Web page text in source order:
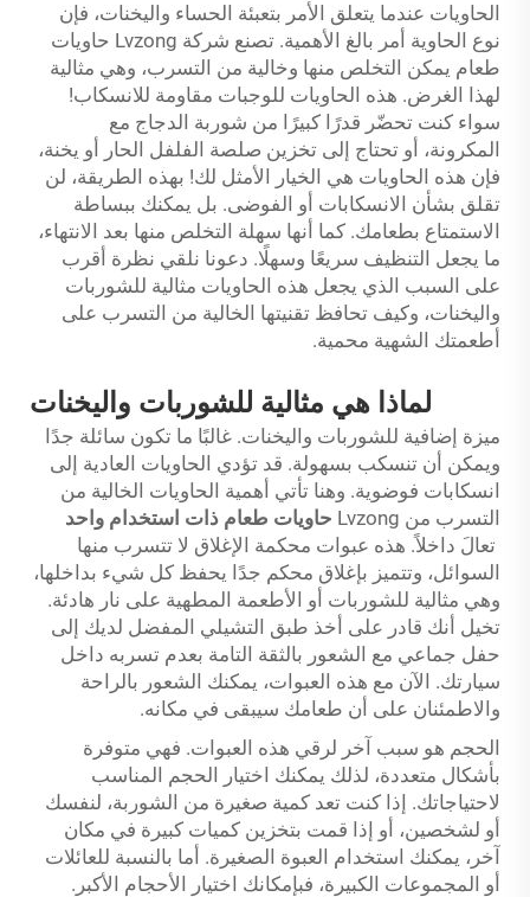
الحاويات عندما يتعلق الأمر بتعبئة الحساء واليخنات، فإن
نوع الحاوية أمر بالغ الأهمية. تصنع شركة Lvzong حاويات
طعام يمكن التخلص منها وخالية من التسرب، وهي مثالية
لهذا الغرض. هذه الحاويات للوجبات مقاومة للانسكاب!
سواء كنت تحضّر قدرًا كبيرًا من شوربة الدجاج مع
المكرونة، أو تحتاج إلى تخزين صلصة الفلفل الحار أو يخنة،
فإن هذه الحاويات هي الخيار الأمثل لك! بهذه الطريقة، لن
تقلق بشأن الانسكابات أو الفوضى. بل يمكنك ببساطة
الاستمتاع بطعامك. كما أنها سهلة التخلص منها بعد الانتهاء،
ما يجعل التنظيف سريعًا وسهلًا. دعونا نلقي نظرة أقرب
على السبب الذي يجعل هذه الحاويات مثالية للشوربات
واليخنات، وكيف تحافظ تقنيتها الخالية من التسرب على
أطعمتك الشهية محمية.
لماذا هي مثالية للشوربات واليخنات
ميزة إضافية للشوربات واليخنات. غالبًا ما تكون سائلة جدًا
ويمكن أن تنسكب بسهولة. قد تؤدي الحاويات العادية إلى
انسكابات فوضوية. وهنا تأتي أهمية الحاويات الخالية من
التسرب من Lvzong
حاويات طعام ذات استخدام واحد
تعالَ داخلاً. هذه عبوات محكمة الإغلاق لا تتسرب منها
السوائل، وتتميز بإغلاق محكم جدًا يحفظ كل شيء بداخلها،
وهي مثالية للشوربات أو الأطعمة المطهية على نار هادئة.
تخيل أنك قادر على أخذ طبق التشيلي المفضل لديك إلى
حفل جماعي مع الشعور بالثقة التامة بعدم تسربه داخل
سيارتك. الآن مع هذه العبوات، يمكنك الشعور بالراحة
والاطمئنان على أن طعامك سيبقى في مكانه.
الحجم هو سبب آخر لرقي هذه العبوات. فهي متوفرة
بأشكال متعددة، لذلك يمكنك اختيار الحجم المناسب
لاحتياجاتك. إذا كنت تعد كمية صغيرة من الشوربة، لنفسك
أو لشخصين، أو إذا قمت بتخزين كميات كبيرة في مكان
آخر، يمكنك استخدام العبوة الصغيرة. أما بالنسبة للعائلات
أو المجموعات الكبيرة، فبإمكانك اختيار الأحجام الأكبر.